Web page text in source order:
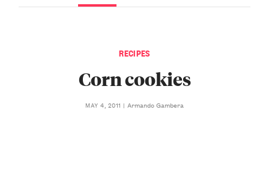
RECIPES
Corn cookies
MAY 4, 2011 Armando Gambera